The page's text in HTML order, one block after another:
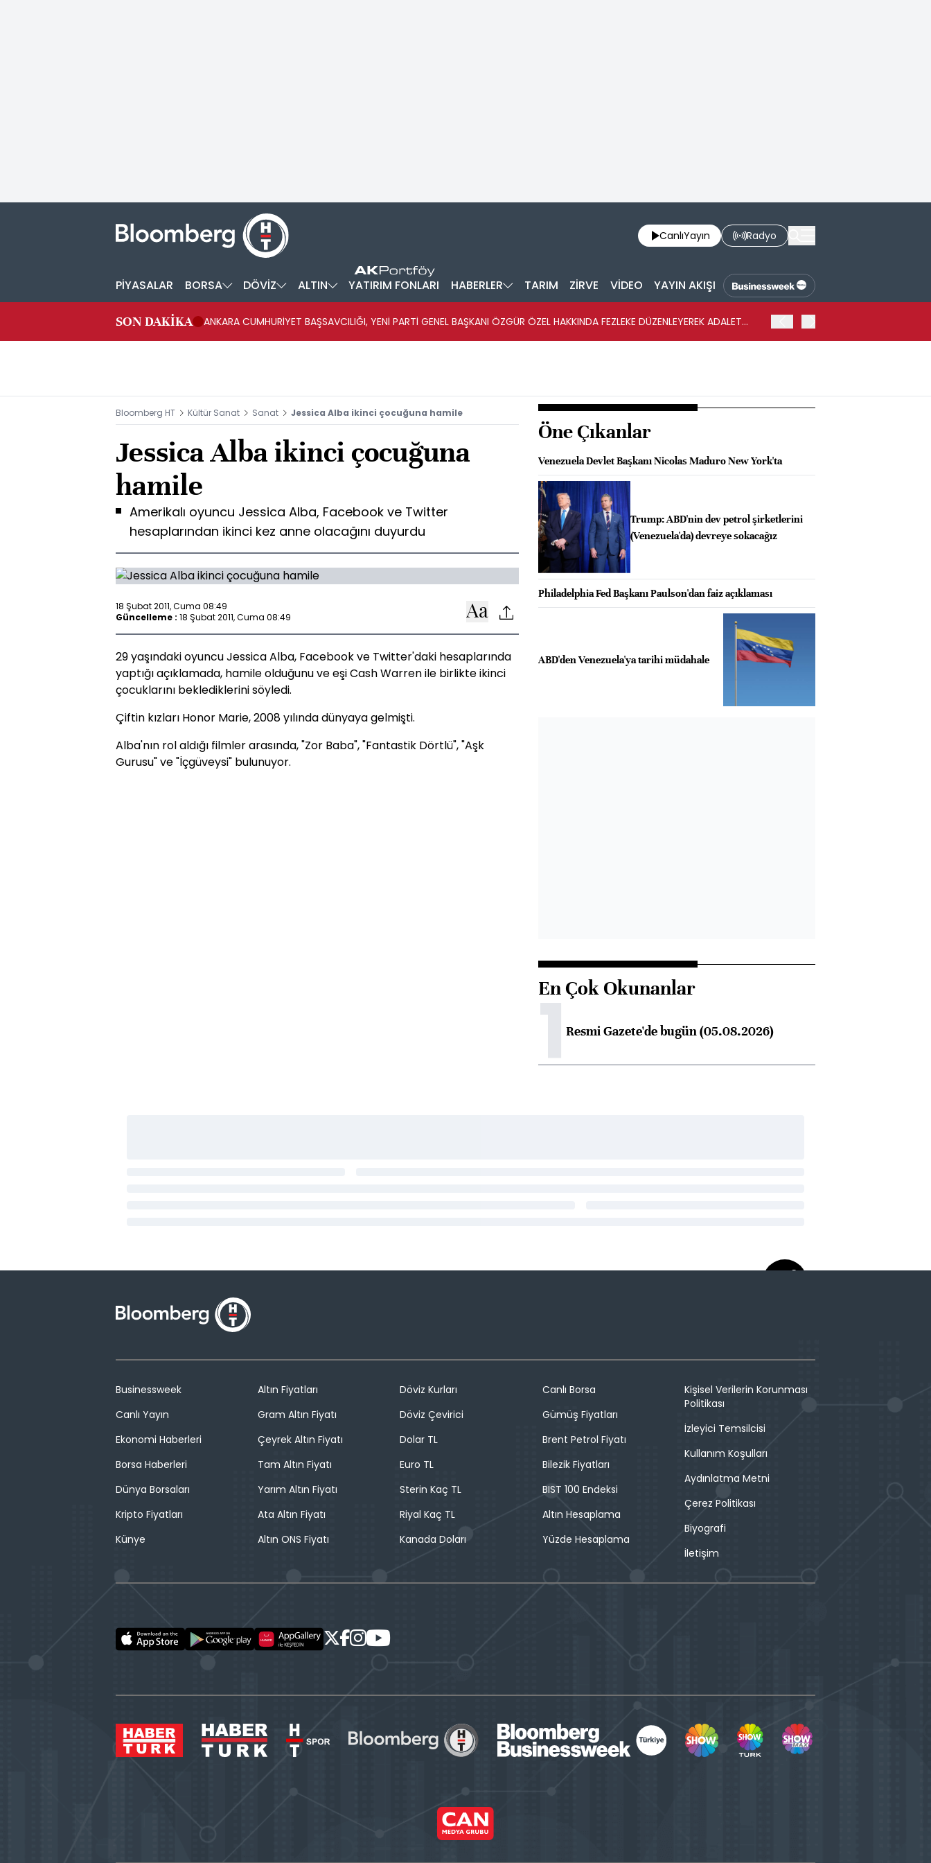
CanlıYayın Radyo
PİYASALAR BORSA DÖVİZ ALTIN YATIRIM FONLARI HABERLER TARIM ZİRVE VİDEO YAYIN AKIŞI
SON DAKİKA
ANKARA CUMHURİYET BAŞSAVCILIĞI, YENİ PARTİ GENEL BAŞKANI ÖZGÜR ÖZEL HAKKINDA FEZLEKE DÜZENLEYEREK ADALET
Bloomberg HT Kültür Sanat Sanat Jessica Alba ikinci çocuğuna hamile
Jessica Alba ikinci çocuğuna
hamile
Amerikalı oyuncu Jessica Alba, Facebook ve Twitter
hesaplarından ikinci kez anne olacağını duyurdu
18 Şubat 2011, Cuma 08:49
Güncelleme : 18 Şubat 2011, Cuma 08:49
29 yaşındaki oyuncu Jessica Alba, Facebookve Twitter'daki hesaplarında
yaptığı açıklamada, hamile olduğunu ve eşi Cash Warren ile birlikte ikinci
çocuklarını beklediklerini söyledi.
Çiftin kızları Honor Marie, 2008 yılında dünyaya gelmişti.
Alba'nın rol aldığı filmler arasında, "Zor Baba", "Fantastik Dörtlü", "Aşk
Gurusu" ve "İçgüveysi" bulunuyor.
Öne Çıkanlar
Venezuela Devlet Başkanı Nicolas Maduro New York'ta
Trump: ABD'nin dev petrol şirketlerini
(Venezuela'da) devreye sokacağız
Philadelphia Fed Başkanı Paulson'dan faiz açıklaması
ABD'den Venezuela'ya tarihi müdahale
En Çok Okunanlar
1Resmi Gazete'de bugün (05.08.2026)
Businessweek
Canlı Yayın
Ekonomi Haberleri
Borsa Haberleri
Dünya Borsaları
Kripto Fiyatları
Künye
Altın Fiyatları
Gram Altın Fiyatı
Çeyrek Altın Fiyatı
Tam Altın Fiyatı
Yarım Altın Fiyatı
Ata Altın Fiyatı
Altın ONS Fiyatı
Döviz Kurları
Döviz Çevirici
Dolar TL
Euro TL
Sterin Kaç TL
Riyal Kaç TL
Kanada Doları
Canlı Borsa
Gümüş Fiyatları
Brent Petrol Fiyatı
Bilezik Fiyatları
BIST 100 Endeksi
Altın Hesaplama
Yüzde Hesaplama
Kişisel Verilerin Korunması
Politikası
İzleyici Temsilcisi
Kullanım Koşulları
Aydınlatma Metni
Çerez Politikası
Biyografi
İletişim